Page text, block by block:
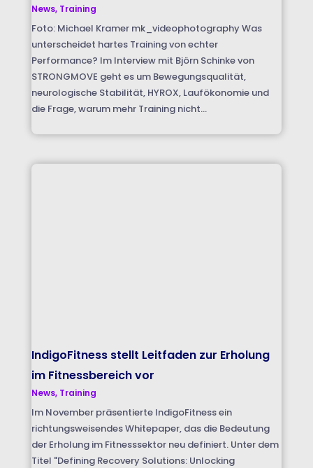
News, Training
Foto: Michael Kramer mk_videophotography Was
unterscheidet hartes Training von echter
Performance? Im Interview mit Björn Schinke von
STRONGMOVE geht es um Bewegungsqualität,
neurologische Stabilität, HYROX, Laufökonomie und
die Frage, warum mehr Training nicht...
IndigoFitness stellt Leitfaden zur Erholung
im Fitnessbereich vor
News, Training
Im November präsentierte IndigoFitness ein
richtungsweisendes Whitepaper, das die Bedeutung
der Erholung im Fitnesssektor neu definiert. Unter dem
Titel "Defining Recovery Solutions: Unlocking